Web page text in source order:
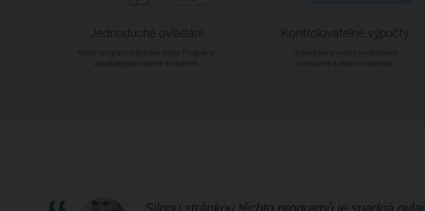
Jednoduché ovládání Kontrolovatelné výpočty
Silnou stránkou těchto programů je snadná